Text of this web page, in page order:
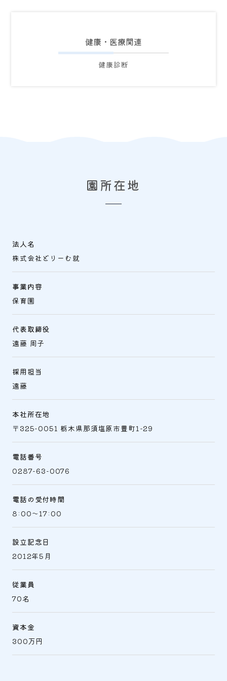
健康・医療関連
健康診断
園所在地
法人名
株式会社どりーむ就
事業内容
保育園
代表取締役
遠藤 周子
採用担当
遠藤
本社所在地
〒325-0051 栃木県那須塩原市豊町1-29
電話番号
0287-63-0076
電話の受付時間
8:00～17:00
設立記念日
2012年5月
従業員
70名
資本金
300万円